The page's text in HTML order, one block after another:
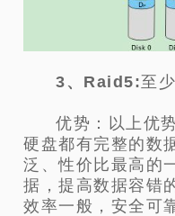
3、Raid5:至
优势：以上优
硬盘都有完整的数
泛、性价比最高的
据，提高数据容错
效率一般，安全可